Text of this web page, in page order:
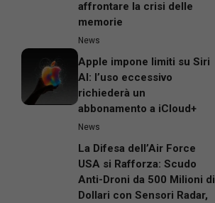
affrontare la crisi delle
memorie
News
Apple impone limiti su Siri
AI: l’uso eccessivo
richiederà un
abbonamento a iCloud+
News
La Difesa dell’Air Force
USA si Rafforza: Scudo
Anti-Droni da 500 Milioni di
Dollari con Sensori Radar,